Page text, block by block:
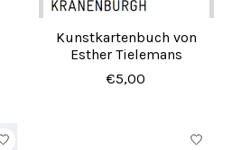
Kunstkartenbuch von
Esther Tielemans
€5,00